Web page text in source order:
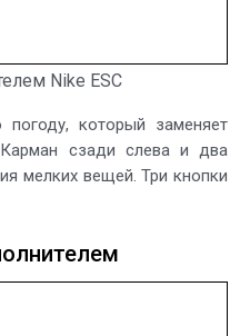
Nike ESC
который заменяет
сзади слева и два
мелких вещей. Три кнопки